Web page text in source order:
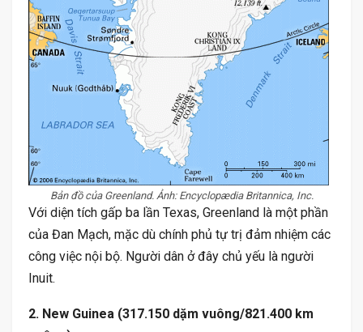
Bản đồ của Greenland. Ảnh: Encyclopædia Britannica, Inc.
Với diện tích gấp ba lần Texas, Greenland là một phần
của Đan Mạch, mặc dù chính phủ tự trị đảm nhiệm các
công việc nội bộ. Người dân ở đây chủ yếu là người
Inuit.
2. New Guinea (317.150 dặm vuông/821.400 km